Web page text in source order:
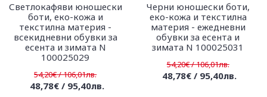
Светлокафяви юношески
боти, еко-кожа и
текстилна материя -
всекидневни обувки за
есента и зимата N
100025029
54,20€ / 106,01лв.
48,78€ / 95,40лв.
Черни юношески боти,
еко-кожа и текстилна
материя - ежедневни
обувки за есента и
зимата N 100025031
54,20€ / 106,01лв.
48,78€ / 95,40лв.